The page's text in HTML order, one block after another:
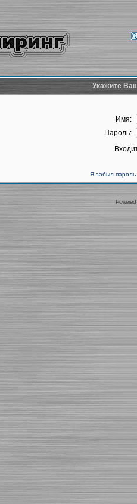
Укажите
Имя:
Пароль:
Я забыл пароль